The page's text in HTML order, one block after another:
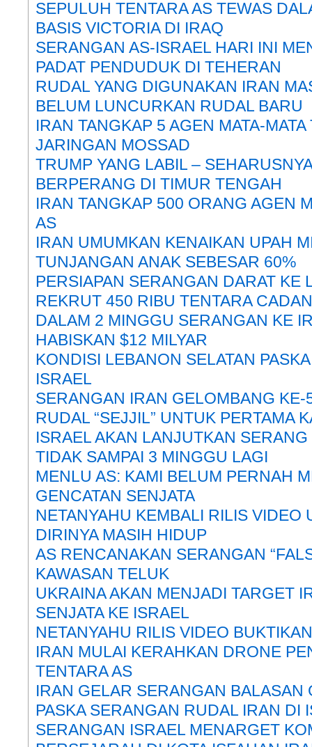
SEPULUH TENTARA AS TEWAS
BASIS VICTORIA DI IRAQ
SERANGAN AS-ISRAEL HARI INI
PADAT PENDUDUK DI TEHERAN
RUDAL YANG DIGUNAKAN IRAN
BELUM LUNCURKAN RUDAL BARU
IRAN TANGKAP 5 AGEN MATA-
JARINGAN MOSSAD
TRUMP YANG LABIL –
BERPERANG DI TIMUR TENGAH
IRAN TANGKAP 500 ORANG AGEN
AS
IRAN UMUMKAN KENAIKAN UPAH
TUNJANGAN ANAK SEBESAR 60%
PERSIAPAN SERANGAN DARAT KE
REKRUT 450 RIBU TENTARA
DALAM 2 MINGGU SERANGAN KE
HABISKAN $12 MILYAR
KONDISI LEBANON SELATAN
ISRAEL
SERANGAN IRAN GELOMBANG KE-
RUDAL “SEJJIL” UNTUK PERTAMA
ISRAEL AKAN LANJUTKAN
TIDAK SAMPAI 3 MINGGU LAGI
MENLU AS: KAMI BELUM PERNAH
GENCATAN SENJATA
NETANYAHU KEMBALI RILIS VIDEO
DIRINYA MASIH HIDUP
AS RENCANAKAN SERANGAN
KAWASAN TELUK
UKRAINA AKAN MENJADI TARGET
SENJATA KE ISRAEL
NETANYAHU RILIS VIDEO
IRAN MULAI KERAHKAN DRONE
TENTARA AS
IRAN GELAR SERANGAN BALASAN
PASKA SERANGAN RUDAL IRAN DI
SERANGAN ISRAEL MENARGET